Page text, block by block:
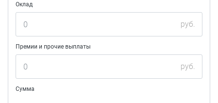
Оклад
руб.
Премии и прочие выплаты
руб.
Сумма